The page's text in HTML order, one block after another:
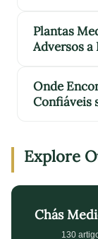
Plantas
Adversos a
Onde
Confiáveis
Explore
Chás
130